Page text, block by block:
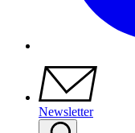
Newsletter